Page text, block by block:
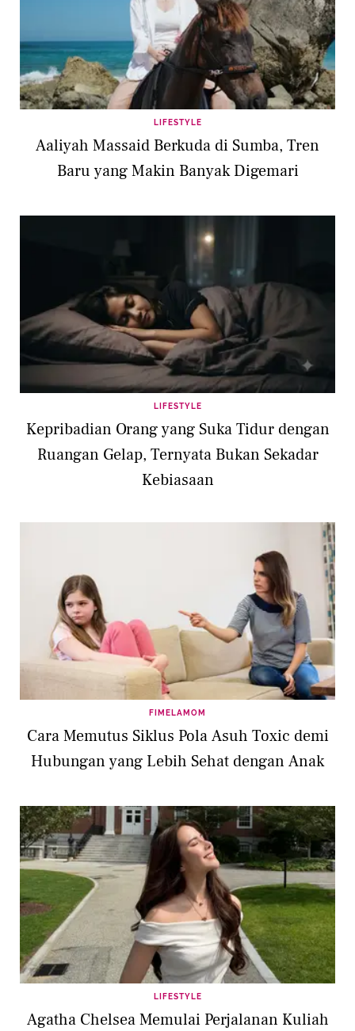
LIFESTYLE
Aaliyah Massaid Berkuda di Sumba, Tren
Baru yang Makin Banyak Digemari
LIFESTYLE
Kepribadian Orang yang Suka Tidur dengan
Ruangan Gelap, Ternyata Bukan Sekadar
Kebiasaan
FIMELAMOM
Cara Memutus Siklus Pola Asuh Toxic demi
Hubungan yang Lebih Sehat dengan Anak
LIFESTYLE
Agatha Chelsea Memulai Perjalanan Kuliah